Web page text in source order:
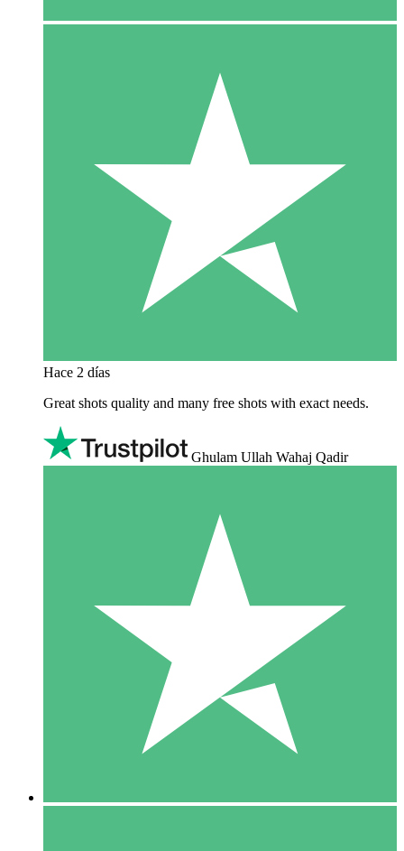
Hace 2 días
Great shots quality and many free shots with exact needs.
Ghulam Ullah Wahaj Qadir